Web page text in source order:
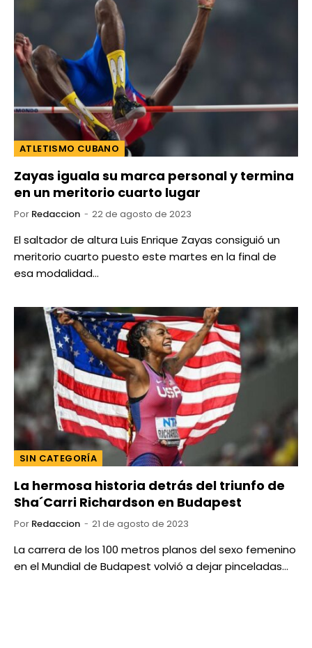
ATLETISMO CUBANO
Zayas iguala su marca personal y termina
en un meritorio cuarto lugar
Por Redaccion 22 de agosto de 2023
El saltador de altura Luis Enrique Zayas consiguió un
meritorio cuarto puesto este martes en la final de
esa modalidad…
SIN CATEGORÍA
La hermosa historia detrás del triunfo de
Sha´Carri Richardson en Budapest
Por Redaccion 21 de agosto de 2023
La carrera de los 100 metros planos del sexo femenino
en el Mundial de Budapest volvió a dejar pinceladas…